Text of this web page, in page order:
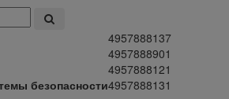
4957888137
4957888901
4957888121
безопасности4957888131